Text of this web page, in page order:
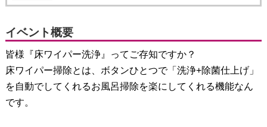
イベント概要
皆様『床ワイパー洗浄』ってご存知ですか？
床ワイパー掃除とは、ボタンひとつで「洗浄+除菌仕上げ」
を自動でしてくれるお風呂掃除を楽にしてくれる機能なん
です。